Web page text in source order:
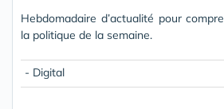
Hebdomadaire d’actualité pour
la politique de la semaine.
- Digital